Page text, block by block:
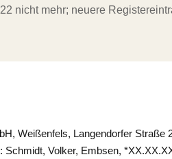
nicht mehr; neuere
Weißenfels, Langendorfer Straße
Volker, Embsen,